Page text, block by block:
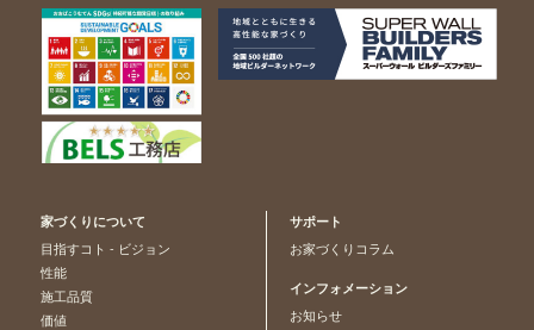
家づくりについて
目指すコト - ビジョン
性能
施工品質
価値
サポート
お家づくりコラム
インフォメーション
お知らせ